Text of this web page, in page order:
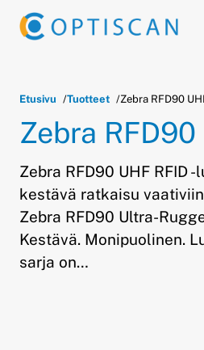
Siirry sisältöön
Etusivu Tuotteet Zebra RFD90
Zebra RFD90
Zebra RFD90 UHF RFID
kestävä ratkaisu
Zebra RFD90 Ultra-
Kestävä. Monipuolinen.
sarja on…